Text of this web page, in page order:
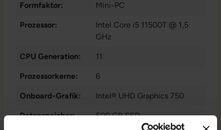
Formfaktor: Mini-PC
Prozessor:
Intel Core i5 11500T @ 1,5
GHz
CPU Generation: 11
Prozessorkerne: 6
Onboard-Grafik: Intel® UHD Graphics 750
Datenspeicher: 500 GB SSD